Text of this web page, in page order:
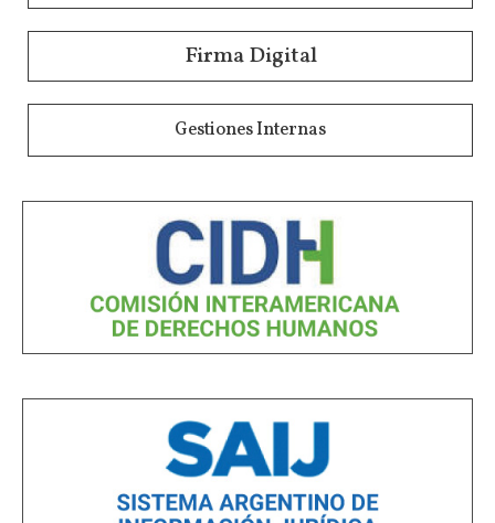
Firma Digital
Gestiones Internas